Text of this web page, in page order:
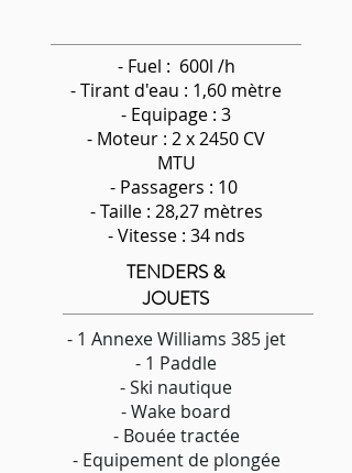
- Fuel : 600l /h
-Tirant d'eau : 1,60 mètre
- Equipage : 3
- Moteur : 2 x 2450 CV
MTU
- Passagers : 10
- Taille : 28,27 mètres
- Vitesse : 34 nds
TENDERS &
JOUETS
- 1 Annexe Williams 385 jet
- 1 Paddle
- Ski nautique
- Wake board
- Bouée tractée
- Equipement de plongée